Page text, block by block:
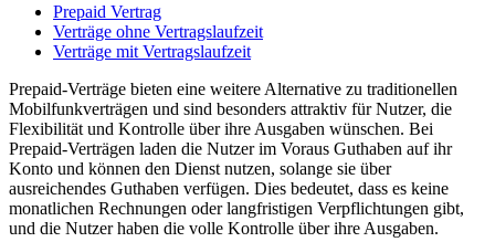
Prepaid Vertrag
Verträge ohne Vertragslaufzeit
Verträge mit Vertragslaufzeit
Prepaid-Verträge bieten eine weitere Alternative zu traditionellen
Mobilfunkverträgen und sind besonders attraktiv für Nutzer, die
Flexibilität und Kontrolle über ihre Ausgaben wünschen. Bei
Prepaid-Verträgen laden die Nutzer im Voraus Guthaben auf ihr
Konto und können den Dienst nutzen, solange sie über
ausreichendes Guthaben verfügen. Dies bedeutet, dass es keine
monatlichen Rechnungen oder langfristigen Verpflichtungen gibt,
und die Nutzer haben die volle Kontrolle über ihre Ausgaben.